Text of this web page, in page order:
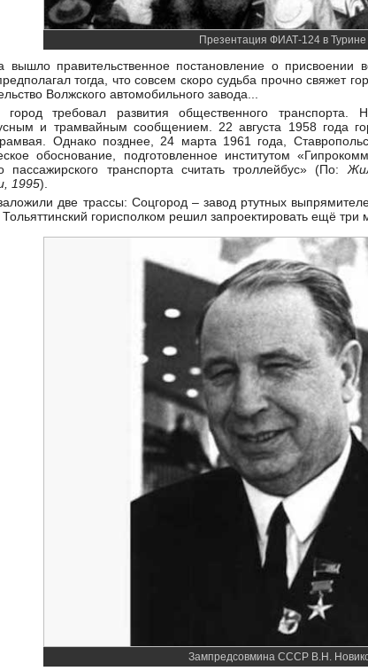
Презентация ФИАТ-124 в Турине
вышло правительственное постановление о
тогда, что совсем скоро судьба прочно свяжет
Волжского автомобильного завода...
город требовал развития общественного
и трамвайным сообщением. 22 августа 1958 года
Однако позднее, 24 марта 1961 года,
обоснование, подготовленное институтом
пассажирского транспорта считать троллейбус» (По:
1995).
две трассы: Соцгород – завод ртутных
Тольяттинский горисполком решил запроектировать ещё три
Зампредсовмина СССР В.Н.